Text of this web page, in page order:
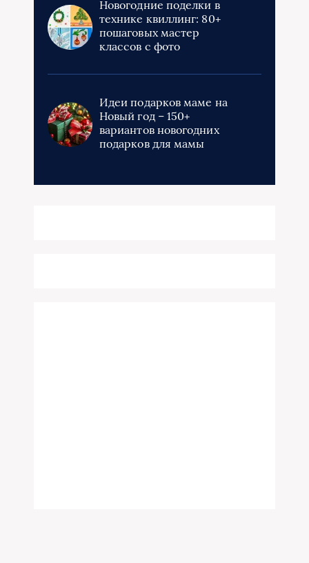
Новогодние поделки в
технике квиллинг: 80+
пошаговых мастер
классов с фото
Идеи подарков маме на
Новый год – 150+
вариантов новогодних
подарков для мамы